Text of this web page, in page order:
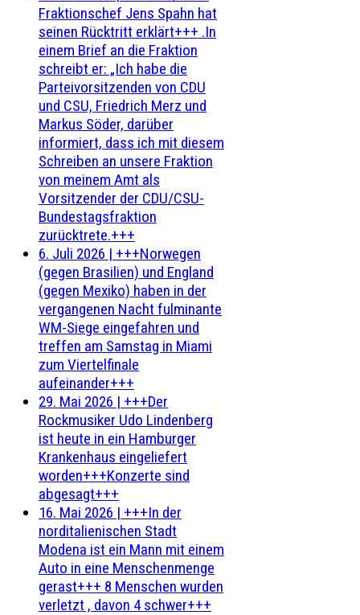
Fraktionschef Jens Spahn hat
seinen Rücktritt erklärt+++ .In
einem Brief an die Fraktion
schreibt er: „Ich habe die
Parteivorsitzenden von CDU
und CSU, Friedrich Merz und
Markus Söder, darüber
informiert, dass ich mit diesem
Schreiben an unsere Fraktion
von meinem Amt als
Vorsitzender der CDU/CSU-
Bundestagsfraktion
zurücktrete.+++
6. Juli 2026 | +++Norwegen
(gegen Brasilien) und England
(gegen Mexiko) haben in der
vergangenen Nacht fulminante
WM-Siege eingefahren und
treffen am Samstag in Miami
zum Viertelfinale
aufeinander+++
29. Mai 2026 | +++Der
Rockmusiker Udo Lindenberg
ist heute in ein Hamburger
Krankenhaus eingeliefert
worden+++Konzerte sind
abgesagt+++
16. Mai 2026 | +++In der
norditalienischen Stadt
Modena ist ein Mann mit einem
Auto in eine Menschenmenge
gerast+++ 8 Menschen wurden
verletzt , davon 4 schwer+++